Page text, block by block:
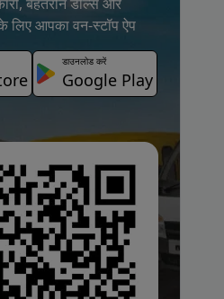
लिए आपका वन-स्टॉप ऐप
डाउनलोड करें
Google Play